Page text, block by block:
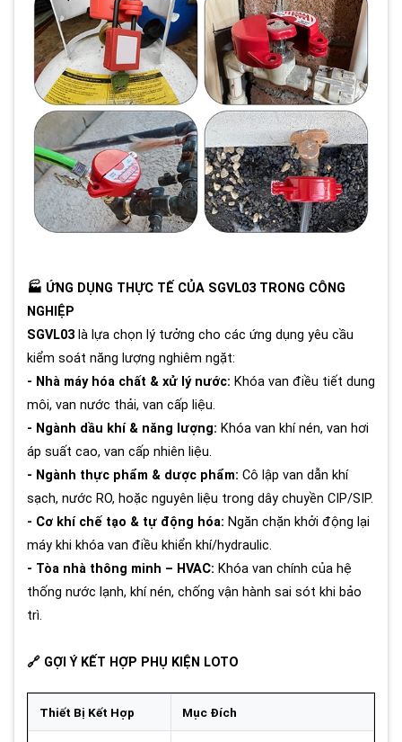
🏭 ỨNG DỤNG THỰC TẾ CỦA SGVL03 TRONG CÔNG
NGHIỆP
SGVL03 là lựa chọn lý tưởng cho các ứng dụng yêu cầu
kiểm soát năng lượng nghiêm ngặt:
- Nhà máy hóa chất & xử lý nước: Khóa van điều tiết dung
môi, van nước thải, van cấp liệu.
- Ngành dầu khí & năng lượng: Khóa van khí nén, van hơi
áp suất cao, van cấp nhiên liệu.
- Ngành thực phẩm & dược phẩm: Cô lập van dẫn khí
sạch, nước RO, hoặc nguyên liệu trong dây chuyền CIP/SIP.
- Cơ khí chế tạo & tự động hóa: Ngăn chặn khởi động lại
máy khi khóa van điều khiển khí/hydraulic.
- Tòa nhà thông minh – HVAC: Khóa van chính của hệ
thống nước lạnh, khí nén, chống vận hành sai sót khi bảo
trì.
🔗 GỢI Ý KẾT HỢP PHỤ KIỆN LOTO
Thiết Bị Kết Hợp Mục Đích